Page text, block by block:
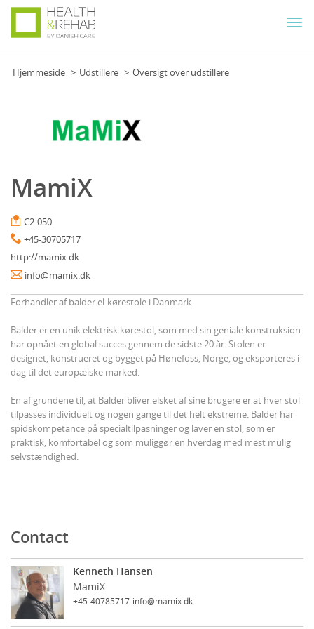
Hjemmeside Udstillere Oversigt over udstillere
MamiX
C2-050
+45-30705717
http://mamix.dk
info@mamix.dk
Forhandler af balder el-kørestole i Danmark.
Balder er en unik elektrisk kørestol, som med sin geniale konstruksion
har opnået en global succes gennem de sidste 20 år. Stolen er
designet, konstrueret og bygget på Hønefoss, Norge, og eksporteres i
dag til det europæiske marked.
En af grundene til, at Balder bliver elsket af sine brugere er at hver stol
tilpasses individuelt og nogen gange til det helt ekstreme. Balder har
spidskompetance på specialtilpasninger og laver en stol, som er
praktisk, komfortabel og som muliggør en hverdag med mest mulig
selvstændighed.
Contact
Kenneth Hansen
MamiX
+45-40785717 info@mamix.dk